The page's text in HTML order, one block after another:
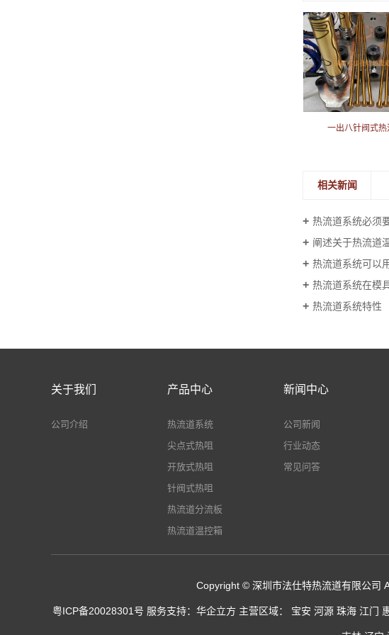
一出八针阀式
相关新闻
热流道系统必须
阐述关于热流道
热流道系统可以
热流道系统在模
热流道系统特性
关于我们
公司介绍
产品中心
热流道系统
尖点式热咀
开放式热咀
针阀式热咀
热流道分流板
热流道温控箱
新闻中心
公司新闻
行业动态
常见问答
Copyright © 深圳市法仕特热流道有限公司
粤ICP备20028301号 服务支持： 华企立方 主营区域： 宝安 河源 珠海 江门